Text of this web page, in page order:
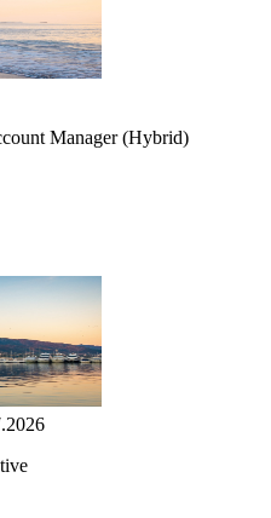
Manager (Hybrid)